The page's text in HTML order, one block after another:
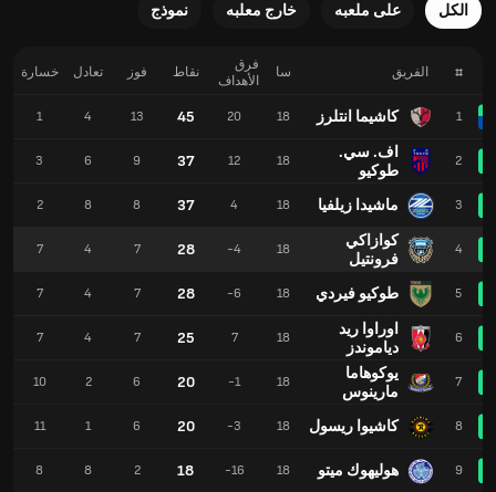
الكل على ملعبه خارج معلبه نموذج
# الفريق
1 كاشيما انتلرز
2
اف. سي.
طوكيو
3 ماشيدا زيلفيا
4
كوازاكي
فرونتيل
5 طوكيو فيردي
6
اوراوا ريد
دياموندز
7
يوكوهاما
مارينوس
8 كاشيوا ريسول
9 هوليهوك ميتو
سا
فرق
الأهداف
نقاط فوز تعادل خسارة
18
20
45
13
4
1
18
12
37
9
6
3
18
4
37
8
8
2
18
-4
28
7
4
7
18
-6
28
7
4
7
18
7
25
7
4
7
18
-1
20
6
2
10
18
-3
20
6
1
11
18
-16
18
2
8
8